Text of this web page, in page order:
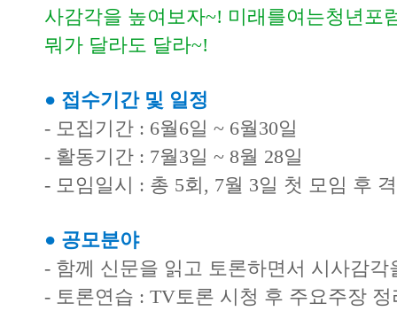
사감각을 높여보자~! 미래를여는청년포
뭐가 달라도 달라~!
● 접수기간 및 일정
- 모집기간 : 6월6일 ~ 6월30일
- 활동기간 : 7월3일 ~ 8월 28일
- 모임일시 : 총 5회, 7월 3일 첫 모임 후
● 공모분야
- 함께 신문을 읽고 토론하면서 시사감각
- 토론연습 : TV토론 시청 후 주요주장